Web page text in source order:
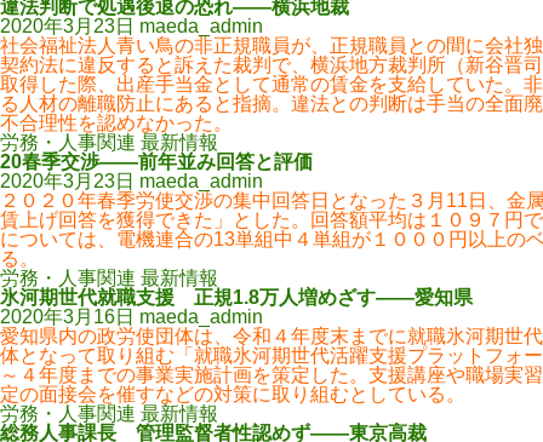
違法判断で処遇後退の恐れ――横浜地裁
2020年3月23日 maeda_admin
社会福祉法人青い鳥の非正規職員が、正規職員との間に会社
契約法に違反すると訴えた裁判で、横浜地方裁判所（新谷晋
取得した際、出産手当金として通常の賃金を支給していた。
る人材の離職防止にあると指摘。違法との判断は手当の全面
不合理性を認めなかった。
労務・人事関連 最新情報
20春季交渉――前年並み回答と評価
2020年3月23日 maeda_admin
２０２０年春季労使交渉の集中回答日となった３月11日、
賃上げ回答を獲得できた」とした。回答額平均は１０９７円
については、電機連合の13単組中４単組が１０００円以上の
る。
労務・人事関連 最新情報
氷河期世代就職支援 正規1.8万人増めざす――愛知県
2020年3月16日 maeda_admin
愛知県内の政労使団体は、令和４年度末までに就職氷河期世
体となって取り組む「就職氷河期世代活躍支援プラットフォ
～４年度までの事業実施計画を策定した。支援講座や職場実
定の面接会を催すなどの対策に取り組むとしている。
労務・人事関連 最新情報
総務人事課長 管理監督者性認めず――東京高裁